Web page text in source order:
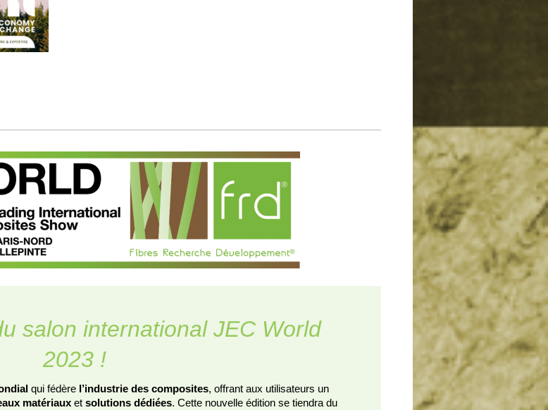
salon international JEC World
2023 !
qui fédère l’industrie des composites, offrant aux utilisateurs un
matériaux et solutions dédiées. Cette nouvelle édition se tiendra du